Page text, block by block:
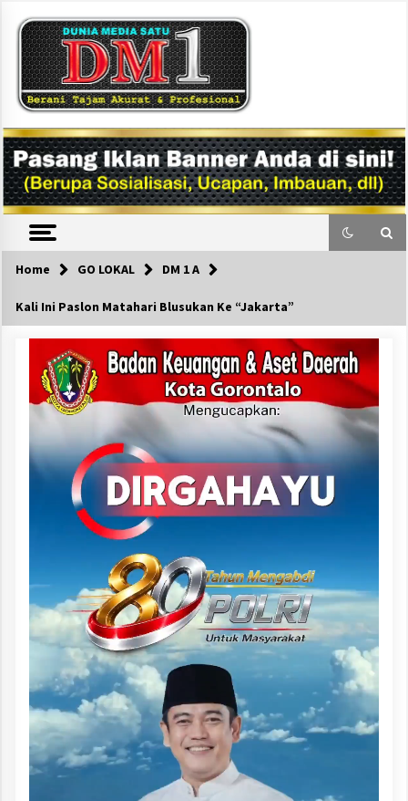
content
DM1
Home GO LOKAL DM 1 A
Kali Ini Paslon Matahari Blusukan Ke “Jakarta”